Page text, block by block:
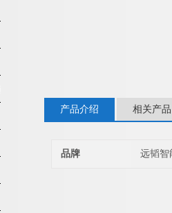
产品介绍 相关产品
品牌 远韬智